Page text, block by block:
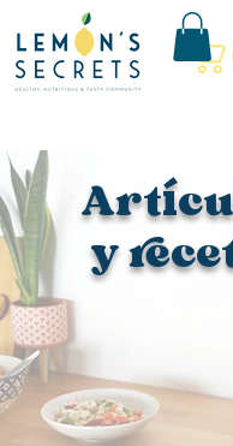
Artí
y